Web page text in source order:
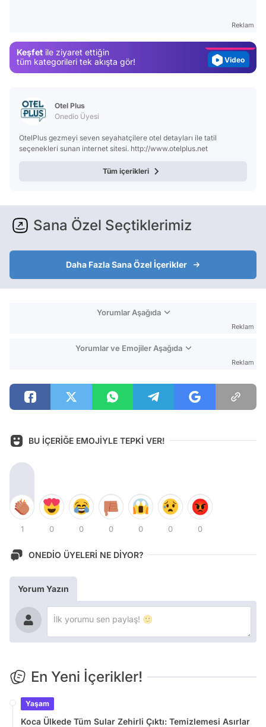
Reklam
Keşfet ile ziyaret ettiğin
tüm kategorileri tek akışta gör!
Video
Otel Plus
Onedio Üyesi
OtelPlus gezmeyi seven seyahatçilere otel detayları ile tatil
seçenekleri sunan internet sitesi. http://www.otelplus.net
Tüm içerikleri
Sana Özel Seçtiklerimiz
Daha Fazla Sana Özel İçerikler
Yorumlar Aşağıda
Reklam
Yorumlar ve Emojiler Aşağıda
Reklam
BU İÇERİĞE EMOJİYLE TEPKİ VER!
1 0 0 0 0 0 0
ONEDİO ÜYELERİ NE DİYOR?
Yorum Yazın
En Yeni İçerikler!
Yaşam
Koca Ülkede Tüm Sular Zehirli Çıktı: Temizlemesi Asırlar